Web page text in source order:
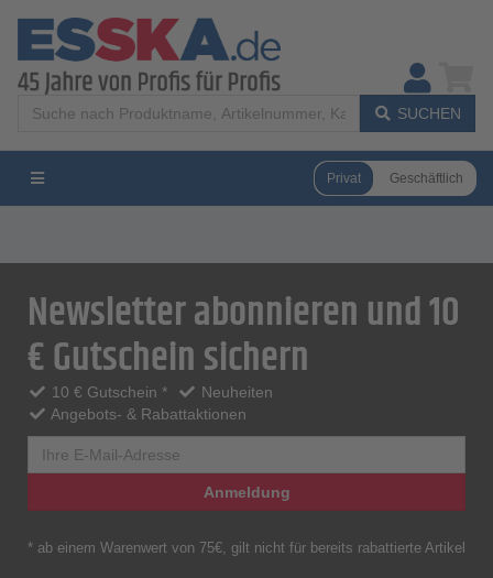
SUCHEN
Privat Geschäftlich
Newsletter abonnieren und 10
€ Gutschein sichern
10 € Gutschein *
Neuheiten
Angebots- & Rabattaktionen
Anmeldung
* ab einem Warenwert von 75€, gilt nicht für bereits rabattierte Artikel